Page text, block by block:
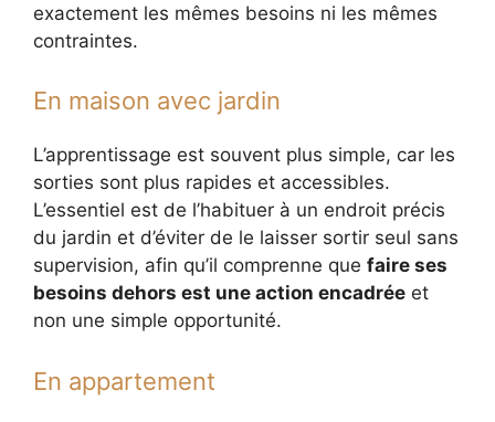
exactement les mêmes besoins ni les mêmes
contraintes.
En maison avec jardin
L’apprentissage est souvent plus simple, car les
sorties sont plus rapides et accessibles.
L’essentiel est de l’habituer à un endroit précis
du jardin et d’éviter de le laisser sortir seul sans
supervision, afin qu’il comprenne que faire ses
besoins dehors est une action encadrée et
non une simple opportunité.
En appartement